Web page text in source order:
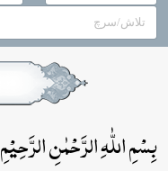
بِسۡمِ اللّٰہِ الرَّحۡمٰنِ الرَّحِیۡمِ